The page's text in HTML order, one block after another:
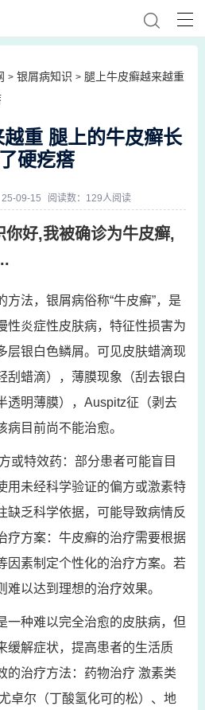
> 银屑病知识 > 腿上牛皮癣越来越重
重 腿上的牛皮癣长
硬疙瘩
25-09-15 阅读数：129人阅读
你好,我被确诊为牛皮癣,
方法，银屑病俗称“牛皮癣”，是
性炎症性皮肤病，特征性损害为
层银白色鳞屑。可见皮肤蜡滴现
刮蜡滴），薄膜现象（刮去银白
透明薄膜），Auspitz征（剥去
目前尚不能治愈。
或特效药：部分患者可能盲目
用未经科学验证的偏方或激素特
缺乏科学依据，可能导致病情反
疗方案：牛皮癣的治疗需要根据
因素制定个性化的治疗方案。若
以达到理想的治疗效果。
一种难以完全治愈的皮肤病，但
缓解症状，提高患者的生活质
的治疗方法：药物治疗 激素类
卓尔（丁酸氢化可的松）、地